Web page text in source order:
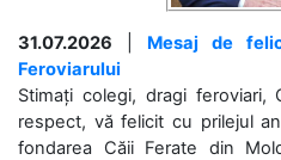
31.07.2026
Mesaj de
Feroviarului
Stimați colegi, dragi
respect, vă felicit cu prilejul
fondarea Căii Ferate din